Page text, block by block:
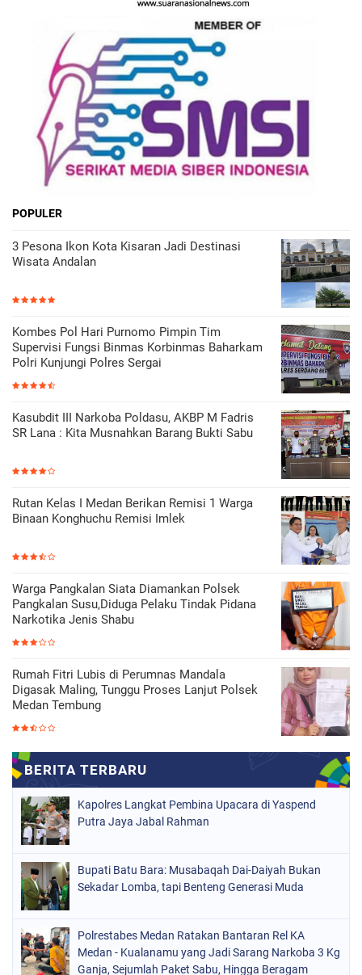
POPULER
3 Pesona Ikon Kota Kisaran Jadi Destinasi
Wisata Andalan
Kombes Pol Hari Purnomo Pimpin Tim
Supervisi Fungsi Binmas Korbinmas Baharkam
Polri Kunjungi Polres Sergai
Kasubdit III Narkoba Poldasu, AKBP M Fadris
SR Lana : Kita Musnahkan Barang Bukti Sabu
Rutan Kelas I Medan Berikan Remisi 1 Warga
Binaan Konghuchu Remisi Imlek
Warga Pangkalan Siata Diamankan Polsek
Pangkalan Susu,Diduga Pelaku Tindak Pidana
Narkotika Jenis Shabu
Rumah Fitri Lubis di Perumnas Mandala
Digasak Maling, Tunggu Proses Lanjut Polsek
Medan Tembung
Kapolres Langkat Pembina Upacara di Yaspend
Putra Jaya Jabal Rahman
Bupati Batu Bara: Musabaqah Dai-Daiyah Bukan
Sekadar Lomba, tapi Benteng Generasi Muda
Polrestabes Medan Ratakan Bantaran Rel KA
Medan - Kualanamu yang Jadi Sarang Narkoba 3 Kg
Ganja, Sejumlah Paket Sabu, Hingga Beragam